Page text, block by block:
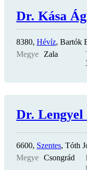
Dr. Kása
8380, Hévíz, Bartók
Megye
Zala
Dr. Lengyel
6600, Szentes, Tóth
Megye Csongrád